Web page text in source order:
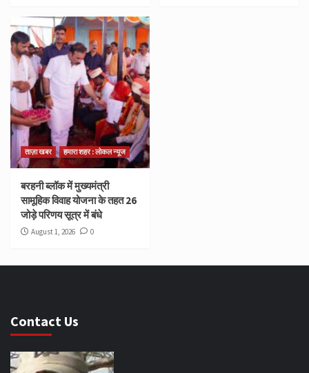
ताज़ा खबर हमारा शहर : लोकल न्यूज
बरहनी ब्लॉक में मुख्यमंत्री
सामूहिक विवाह योजना के तहत 26
जोड़े परिणय सूत्र में बंधे
August 1, 2026 0
Contact Us